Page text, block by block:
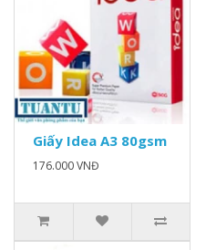
Giấy Idea A3 80gsm
176.000 VNĐ